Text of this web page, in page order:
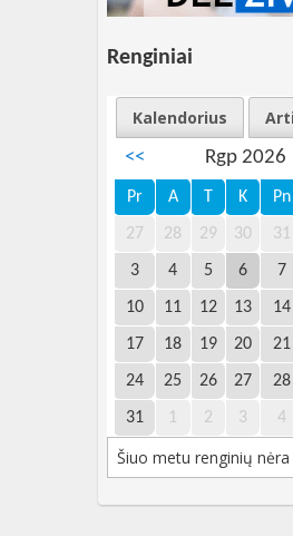
Renginiai
Kalendorius
<<
Rgp 2026
Pr A T K Pn
27 28 29 30 31
3 4 5 6 7
10 11 12 13 14
17 18 19 20 21
24 25 26 27 28
31 1 2 3 4
Šiuo metu renginių nėra